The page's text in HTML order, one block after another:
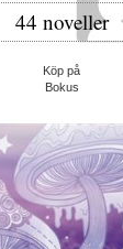
44 noveller
Köp på
Bokus